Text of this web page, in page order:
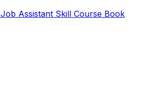
Job Assistant Skill Course Book